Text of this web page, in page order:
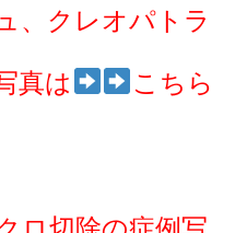
、クレオパトラ
真は こちら